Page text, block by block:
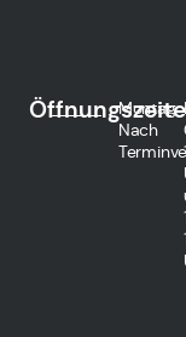
Montag
Nach